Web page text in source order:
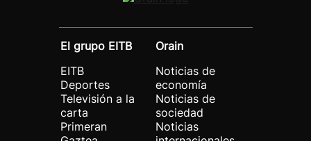
El grupo EITB
EITB
Deportes
Televisión a la
carta
Primeran
Orain
Noticias de
economía
Noticias de
sociedad
Noticias